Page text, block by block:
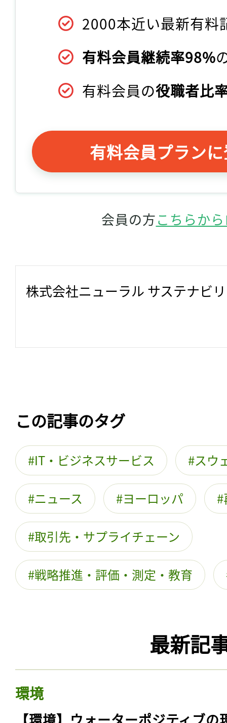
2000本近い最新有料
有料会員継続率98%
有料会員の役職者比
有料会員プラン
会員の方こちらか
株式会社ニューラル サステナビ
この記事のタグ
IT・ビジネスサービス スウ
ニュース ヨーロッパ
取引先・サプライチェーン
戦略推進・評価・測定・教育
最新記
環境
【環境】ウォーターポジティブの